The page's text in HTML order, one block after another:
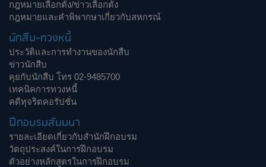
กฎหมายเลือกตั้ง/ข่าวเลือกตั้ง
กฎหมายและคำพิพากษาเกี่ยวกับสหกรณ์
นักสืบ-ทวงหนี้
ประวัติและการทำงานของนักสืบ
ข่าวนักสืบ
คุยกับนักสืบ โทร 02-9485700
เทคนิคการทวงหนี้
คดีทุจริตคอรัปชั่น
ฝึกอบรมสัมมนา
รายละเอียดเกี่ยวกับสำนักฝึกอบรม
วัตถุประสงค์ในการฝึกอบรม
ตัวอย่างหลักสูตรในการฝึกอบรม